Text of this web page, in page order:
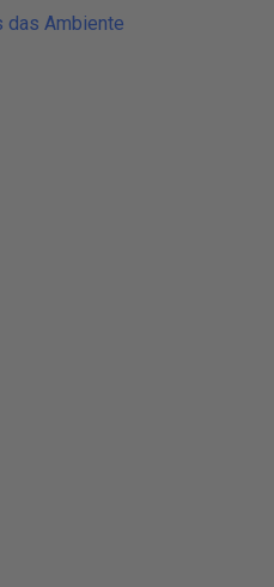
das Ambiente